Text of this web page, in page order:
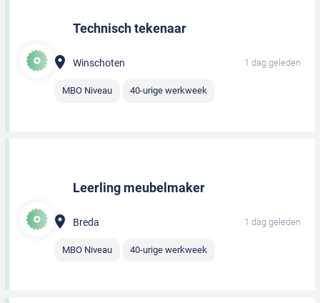
Technisch tekenaar
Winschoten 1 dag geleden
MBO Niveau 40-urige werkweek
Leerling meubelmaker
Breda 1 dag geleden
MBO Niveau 40-urige werkweek